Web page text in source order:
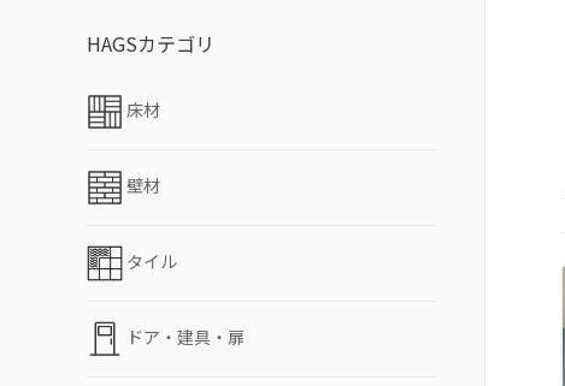
HAGSカテゴリ
床材
壁材
タイル
ドア・建具・扉